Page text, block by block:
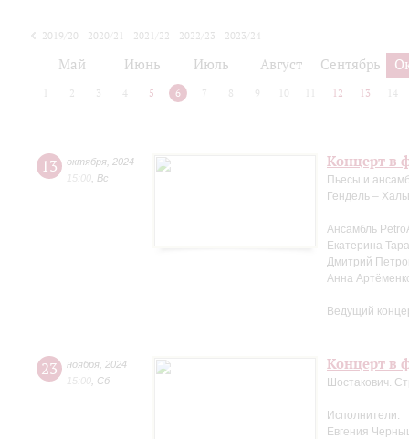
2019/20 2020/21 2021/22 2022/23
2023/24
Май Июнь Июль Август Сентябрь
2 3 4 5 6 7 8 9 10 12 13 14
13 октября 2024
15:00 Вс
Концерт в
Пьесы и
Гендель –
Ансамбль
Екатерина
Дмитрий
Анна
Ведущий
23 ноября 2024
15:00 Сб
Концерт в
Шостакович.
Исполнители:
Евгения